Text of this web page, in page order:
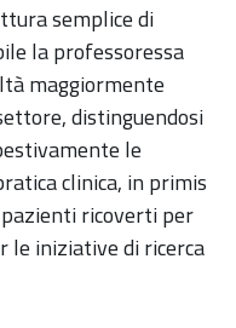
semplice di
la professoressa
maggiormente
distinguendosi
le
clinica, in primis
ricoverti per
iniziative di ricerca